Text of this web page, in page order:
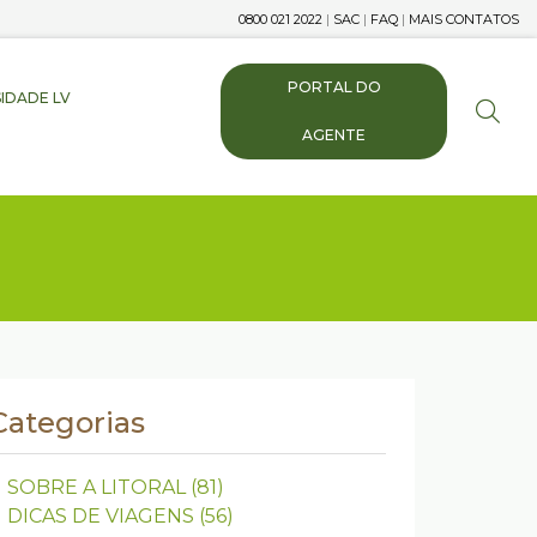
0800 021 2022 | SAC | FAQ | MAIS CONTATOS
LV
PORTAL DO
AGENTE
SOBRE A LITORAL(81)
DICAS DE VIAGENS (56)